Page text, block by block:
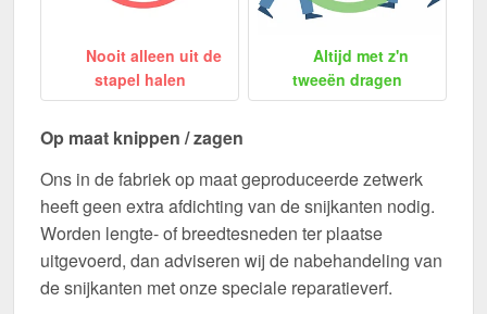
Nooit alleen uit de
stapel halen
Altijd met z'n
tweeën dragen
Op maat knippen / zagen
Ons in de fabriek op maat geproduceerde zetwerk
heeft geen extra afdichting van de snijkanten nodig.
Worden lengte- of breedtesneden ter plaatse
uitgevoerd, dan adviseren wij de nabehandeling van
de snijkanten met onze speciale reparatieverf.